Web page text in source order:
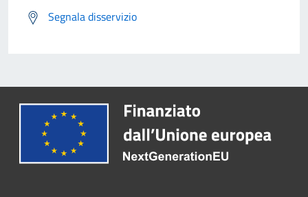
Segnala disservizio